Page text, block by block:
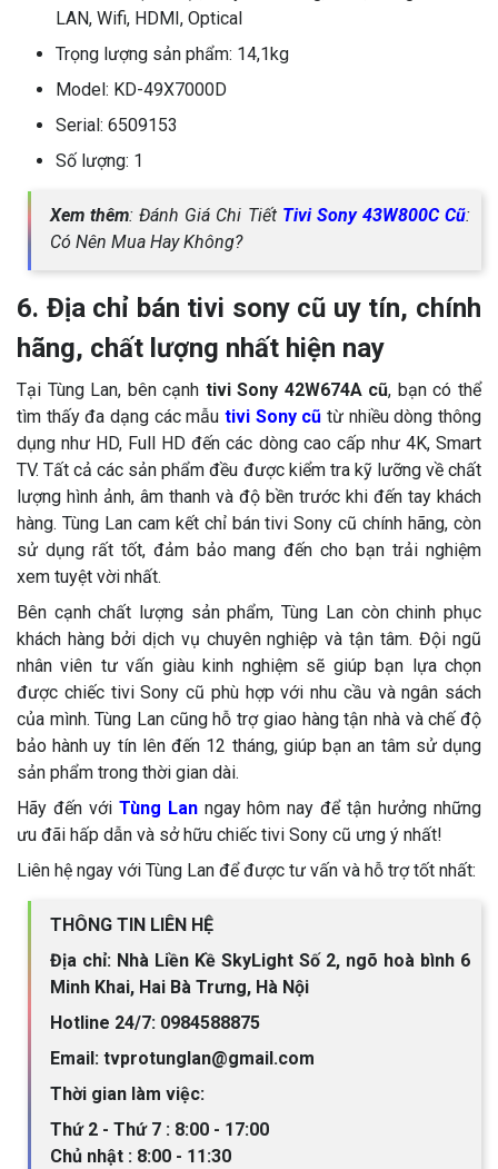
LAN, Wifi, HDMI, Optical
Trọng lượng sản phẩm: 14,1kg
Model: KD-49X7000D
Serial: 6509153
Số lượng: 1
Xem thêm: Đánh Giá Chi Tiết Tivi Sony 43W800C Cũ:
Có Nên Mua Hay Không?
6. Địa chỉ bán tivi sony cũ uy tín, chính
hãng, chất lượng nhất hiện nay
Tại Tùng Lan, bên cạnh tivi Sony 42W674A cũ, bạn có thể
tìm thấy đa dạng các mẫu tivi Sony cũ từ nhiều dòng thông
dụng như HD, Full HD đến các dòng cao cấp như 4K, Smart
TV. Tất cả các sản phẩm đều được kiểm tra kỹ lưỡng về chất
lượng hình ảnh, âm thanh và độ bền trước khi đến tay khách
hàng. Tùng Lan cam kết chỉ bán tivi Sony cũ chính hãng, còn
sử dụng rất tốt, đảm bảo mang đến cho bạn trải nghiệm
xem tuyệt vời nhất.
Bên cạnh chất lượng sản phẩm, Tùng Lan còn chinh phục
khách hàng bởi dịch vụ chuyên nghiệp và tận tâm. Đội ngũ
nhân viên tư vấn giàu kinh nghiệm sẽ giúp bạn lựa chọn
được chiếc tivi Sony cũ phù hợp với nhu cầu và ngân sách
của mình. Tùng Lan cũng hỗ trợ giao hàng tận nhà và chế độ
bảo hành uy tín lên đến 12 tháng, giúp bạn an tâm sử dụng
sản phẩm trong thời gian dài.
Hãy đến với Tùng Lanngay hôm nay để tận hưởng những
ưu đãi hấp dẫn và sở hữu chiếc tivi Sony cũ ưng ý nhất!
Liên hệ ngay với Tùng Lan để được tư vấn và hỗ trợ tốt nhất:
THÔNG TIN LIÊN HỆ
Địa chỉ: Nhà Liền Kề SkyLight Số 2, ngõ hoà bình 6
Minh Khai, Hai Bà Trưng, Hà Nội
Hotline 24/7: 0984588875
Email: tvprotunglan@gmail.com
Thời gian làm việc:
Thứ 2 - Thứ 7 : 8:00 - 17:00
Chủ nhật : 8:00 - 11:30